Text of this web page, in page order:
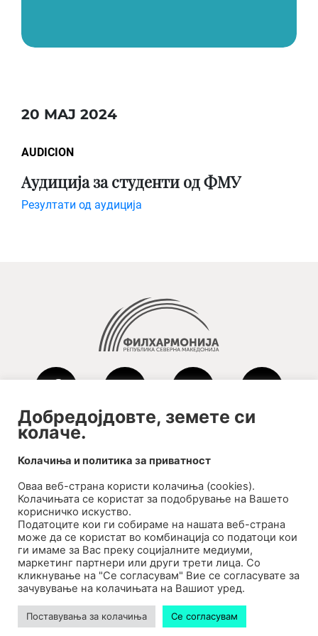
20 MAJ 2024
AUDICION
Аудиција за студенти од ФМУ
Резултати од аудиција
Filharmonija
Добредојдовте, земете си
колаче.
Колачиња и политика за приватност
Оваа веб-странa користи колачиња (cookies).
Колачињата се користат за подобрување на Вашето
корисничко искуство.
Податоците кои ги собираме на нашата веб-страна
може да се користат во комбинација со податоци кои
ги имаме за Вас преку социјалните медиуми,
маркетинг партнери или други трети лица. Со
кликнување на "Се согласувам" Вие се согласувате за
зачувување на колачињата на Вашиот уред.
Поставувања за колачиња Се согласувам